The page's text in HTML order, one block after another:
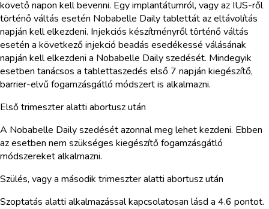
követő napon kell bevenni. Egy implantátumról, vagy az IUS-ről
történő váltás esetén Nobabelle Daily tablettát az eltávolítás
napján kell elkezdeni. Injekciós készítményről történő váltás
esetén a következő injekció beadás esedékessé válásának
napján kell elkezdeni a Nobabelle Daily szedését. Mindegyik
esetben tanácsos a tablettaszedés első 7 napján kiegészítő,
barrier-elvű fogamzásgátló módszert is alkalmazni.
Első trimeszter alatti abortusz után
A Nobabelle Daily szedését azonnal meg lehet kezdeni. Ebben
az esetben nem szükséges kiegészítő fogamzásgátló
módszereket alkalmazni.
Szülés, vagy a második trimeszter alatti abortusz után
Szoptatás alatti alkalmazással kapcsolatosan lásd a 4.6 pontot.